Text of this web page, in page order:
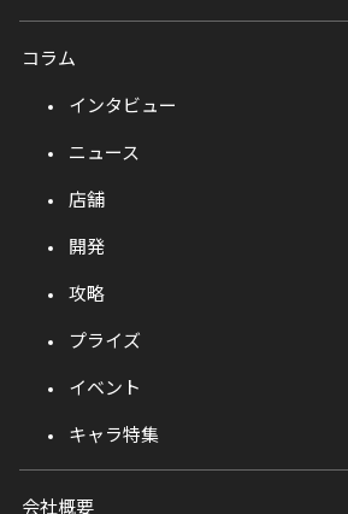
コラム
インタビュー
ニュース
店舗
開発
攻略
プライズ
イベント
キャラ特集
会社概要